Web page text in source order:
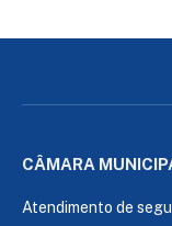
CÂMARA
Atendimento de